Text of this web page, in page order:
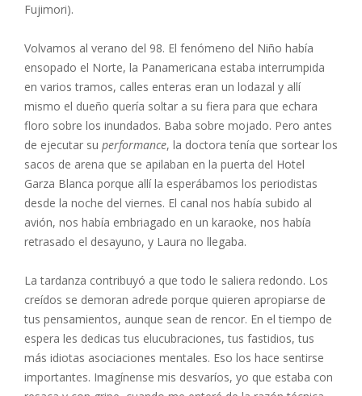
Fujimori).
Volvamos al verano del 98. El fenómeno del Niño había
ensopado el Norte, la Panamericana estaba interrumpida
en varios tramos, calles enteras eran un lodazal y allí
mismo el dueño quería soltar a su fiera para que echara
floro sobre los inundados. Baba sobre mojado. Pero antes
de ejecutar su performance, la doctora tenía que sortear los
sacos de arena que se apilaban en la puerta del Hotel
Garza Blanca porque allí la esperábamos los periodistas
desde la noche del viernes. El canal nos había subido al
avión, nos había embriagado en un karaoke, nos había
retrasado el desayuno, y Laura no llegaba.
La tardanza contribuyó a que todo le saliera redondo. Los
creídos se demoran adrede porque quieren apropiarse de
tus pensamientos, aunque sean de rencor. En el tiempo de
espera les dedicas tus elucubraciones, tus fastidios, tus
más idiotas asociaciones mentales. Eso los hace sentirse
importantes. Imagínense mis desvaríos, yo que estaba con